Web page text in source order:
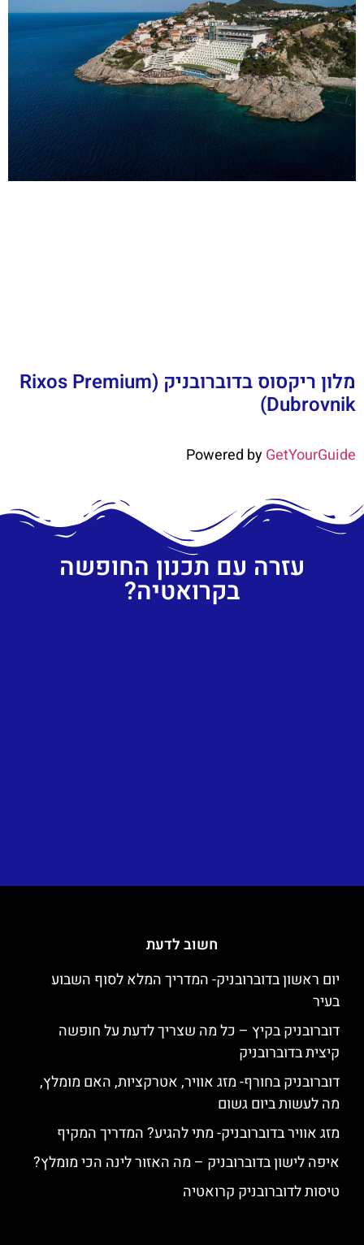
מלון ריקסוס בדוברובניק (Rixos Premium
Dubrovnik)
Powered byGetYourGuide
עזרה עם תכנון החופשה
בקרואטיה?
חשוב לדעת
יום ראשון בדוברובניק- המדריך המלא לסוף השבוע
בעיר
דוברובניק בקיץ – כל מה שצריך לדעת על חופשה
קיצית בדוברובניק
דוברובניק בחורף- מזג אוויר, אטרקציות, האם מומלץ,
מה לעשות ביום גשום
מזג אוויר בדוברובניק- מתי להגיע? המדריך המקיף
איפה לישון בדוברובניק – מה האזור לינה הכי מומלץ?
טיסות לדוברובניק קרואטיה